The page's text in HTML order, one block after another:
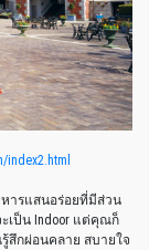
index2.html
หารแสนอร่อยที่มีส่วน
เป็น Indoor แต่คุณก็
สึกผ่อนคลาย สบายใจ